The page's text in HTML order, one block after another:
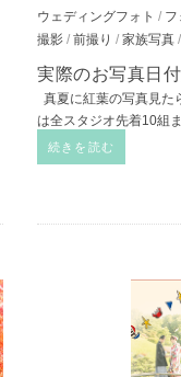
ウェディングフォト / フ
撮影 /前撮り /家族写真 /
実際のお写真日
真夏に紅葉の写真見た
は全スタジオ先着10組
続きを読む